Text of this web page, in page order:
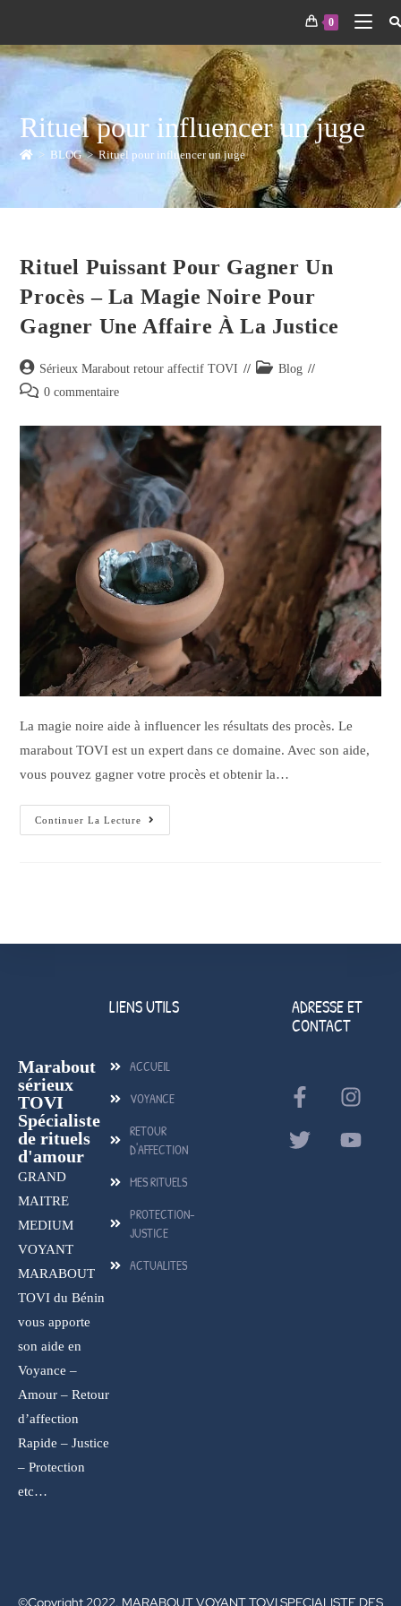
0
Rituel pour influencer un juge
> BLOG > Rituel pour influencer un juge
Rituel Puissant Pour Gagner Un
Procès – La Magie Noire Pour
Gagner Une Affaire À La Justice
Sérieux Marabout retour affectif TOVI
Blog
0 commentaire
La magie noire aide à influencer les résultats des procès. Le
marabout TOVI est un expert dans ce domaine. Avec son aide,
vous pouvez gagner votre procès et obtenir la…
Continuer La Lecture
Marabout
sérieux
TOVI
Spécialiste
de rituels
d'amour
GRAND
MAITRE
MEDIUM
VOYANT
MARABOUT
TOVI du Bénin
vous apporte
son aide en
Voyance –
Amour – Retour
d’affection
Rapide – Justice
– Protection
etc…
LIENS UTILS
ACCUEIL
VOYANCE
RETOUR
D'AFFECTION
MES RITUELS
PROTECTION-
JUSTICE
ACTUALITES
ADRESSE ET
CONTACT
©Copyright 2022. MARABOUT VOYANT TOVI SPECIALISTE DES